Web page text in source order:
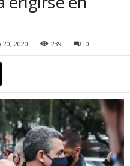
20, 2020 239 0